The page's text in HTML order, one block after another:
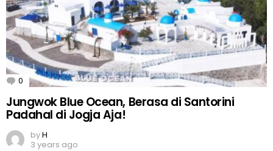
0 Comments
Jungwok Blue Ocean, Berasa di Santorini
Padahal di Jogja Aja!
byH
3 years ago